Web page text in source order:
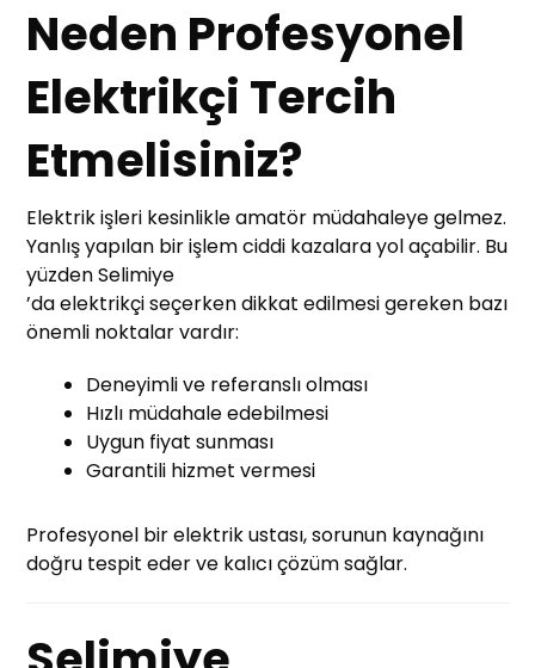
Neden Profesyonel
Elektrikçi Tercih
Etmelisiniz?
Elektrik işleri kesinlikle amatör müdahaleye gelmez.
Yanlış yapılan bir işlem ciddi kazalara yol açabilir. Bu
yüzden Selimiye
’da elektrikçi seçerken dikkat edilmesi gereken bazı
önemli noktalar vardır:
Deneyimli ve referanslı olması
Hızlı müdahale edebilmesi
Uygun fiyat sunması
Garantili hizmet vermesi
Profesyonel bir elektrik ustası, sorunun kaynağını
doğru tespit eder ve kalıcı çözüm sağlar.